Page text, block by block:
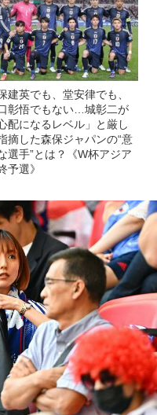
建英でも、堂安律でも、
彰悟でもない…城彰二が
心配になるレベル」と厳し
摘した森保ジャパンの“意
選手”とは？《W杯アジア
予選》